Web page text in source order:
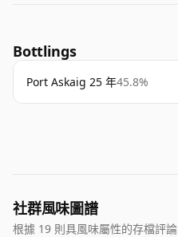
Bottlings
Port Askaig 25 年45.8%
社群風味圖譜
根據 19 則具風味屬性的存檔評論